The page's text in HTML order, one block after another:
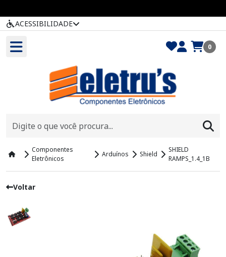
ACESSIBILIDADE
0
Componentes
Eletrônicos
Arduínos Shield
SHIELD
RAMPS_1.4_1B
Voltar